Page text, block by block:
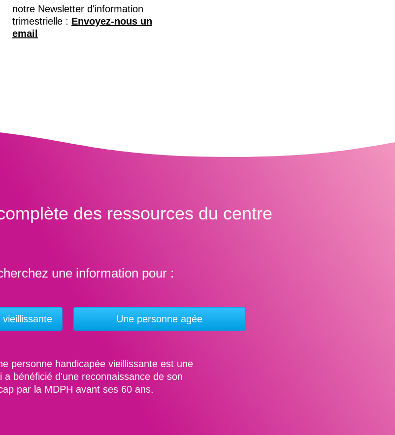
notre Newsletter d'information
trimestrielle : Envoyez-nous un
email
des ressources du centre
une information pour :
Une personne agée
personne handicapée vieillissante est une
a bénéficié d'une reconnaissance de son
par la MDPH avant ses 60 ans.